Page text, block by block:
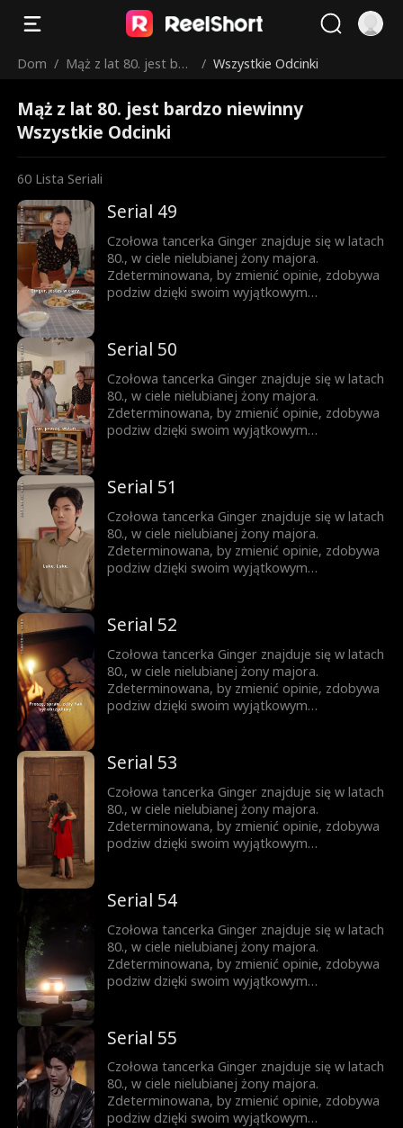
Dom / Mąż z lat 80. jest bar
/ Wszystkie Odcinki
Mąż z lat 80. jest bardzo niewinny
Wszystkie Odcinki
60 Lista Seriali
Serial 49
Czołowa tancerka Ginger znajduje się w latach
80., w ciele nielubianej żony majora.
Zdeterminowana, by zmienić opinie, zdobywa
podziw dzięki swoim wyjątkowym
Luke staje się coraz bardziej delikatny i
oddany jej...
Serial 50
Czołowa tancerka Ginger znajduje się w latach
80., w ciele nielubianej żony majora.
Zdeterminowana, by zmienić opinie, zdobywa
podziw dzięki swoim wyjątkowym
Luke staje się coraz bardziej delikatny i
oddany jej...
Serial 51
Czołowa tancerka Ginger znajduje się w latach
80., w ciele nielubianej żony majora.
Zdeterminowana, by zmienić opinie, zdobywa
podziw dzięki swoim wyjątkowym
Luke staje się coraz bardziej delikatny i
oddany jej...
Serial 52
Czołowa tancerka Ginger znajduje się w latach
80., w ciele nielubianej żony majora.
Zdeterminowana, by zmienić opinie, zdobywa
podziw dzięki swoim wyjątkowym
Luke staje się coraz bardziej delikatny i
oddany jej...
Serial 53
Czołowa tancerka Ginger znajduje się w latach
80., w ciele nielubianej żony majora.
Zdeterminowana, by zmienić opinie, zdobywa
podziw dzięki swoim wyjątkowym
Luke staje się coraz bardziej delikatny i
oddany jej...
Serial 54
Czołowa tancerka Ginger znajduje się w latach
80., w ciele nielubianej żony majora.
Zdeterminowana, by zmienić opinie, zdobywa
podziw dzięki swoim wyjątkowym
Luke staje się coraz bardziej delikatny i
oddany jej...
Serial 55
Czołowa tancerka Ginger znajduje się w latach
80., w ciele nielubianej żony majora.
Zdeterminowana, by zmienić opinie, zdobywa
podziw dzięki swoim wyjątkowym